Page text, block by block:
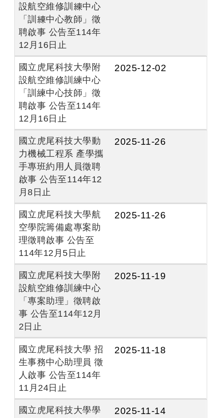
設航空維修訓練中心
「訓練中心教師」徵
聘啟事 公告至114年
12月16日止
國立虎尾科技大學附
設航空維修訓練中心
「訓練中心技師」徵
聘啟事 公告至114年
12月16日止
2025-12-02
國立虎尾科技大學動
力機械工程系 產學攜
手專班約用人員徵聘
啟事 公告至114年12
月8日止
2025-11-26
國立虎尾科技大學航
空學院籌備處專案助
理徵聘啟事 公告至
114年12月5日止
2025-11-26
國立虎尾科技大學附
設航空維修訓練中心
「專案助理」徵聘啟
事 公告至114年12月
2日止
2025-11-19
國立虎尾科技大學 招
生事務中心助理員 徵
人啟事 公告至114年
11月24日止
2025-11-18
國立虎尾科技大學學
2025-11-14